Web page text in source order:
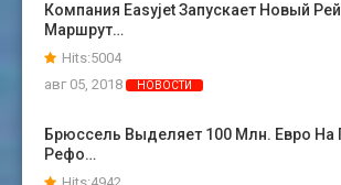
Компания Easyjet Запускает Новый
Маршрут…
Hits:5004
авг 05, 2018
НОВОСТИ
Брюссель Выделяет 100 Млн. Евро
Рефо…